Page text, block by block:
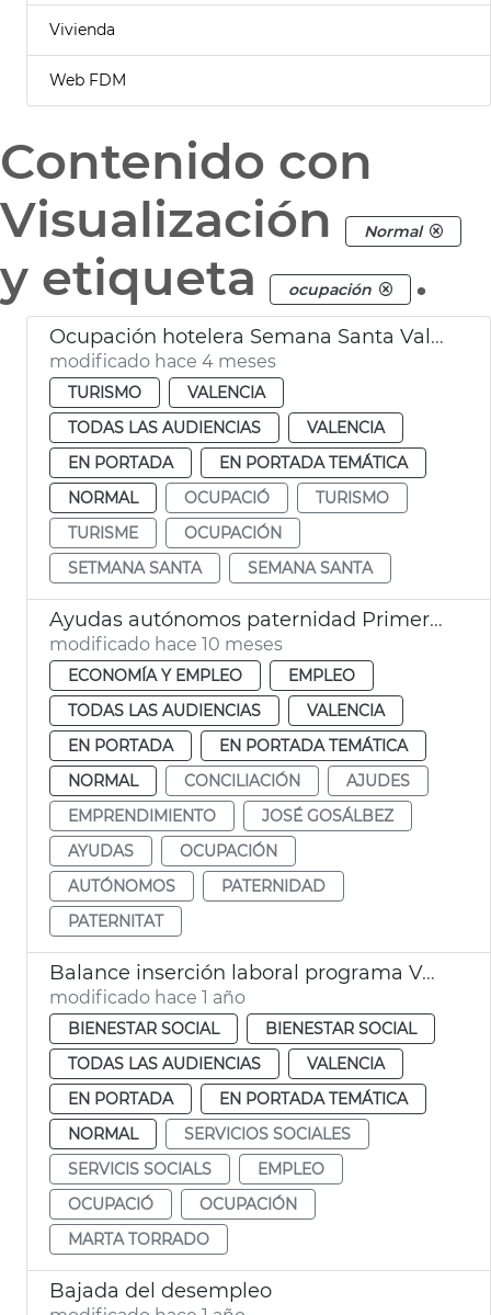
Vivienda
Web FDM
Contenido con
Visualización
Normal
y etiqueta ocupación .
Ocupación hotelera Semana Santa València
modificado hace 4 meses
TURISMO
VALENCIA
TODAS LAS AUDIENCIAS
VALENCIA
EN PORTADA
EN PORTADA TEMÁTICA
NORMAL
OCUPACIÓ
TURISMO
TURISME
OCUPACIÓN
SETMANA SANTA
SEMANA SANTA
Ayudas autónomos paternidad Primeros Pasos 2025 València
modificado hace 10 meses
ECONOMÍA Y EMPLEO
EMPLEO
TODAS LAS AUDIENCIAS
VALENCIA
EN PORTADA
EN PORTADA TEMÁTICA
NORMAL
CONCILIACIÓN
AJUDES
EMPRENDIMIENTO
JOSÉ GOSÁLBEZ
AYUDAS
OCUPACIÓN
AUTÓNOMOS
PATERNIDAD
PATERNITAT
Balance inserción laboral programa València Inserta
modificado hace 1 año
BIENESTAR SOCIAL
BIENESTAR SOCIAL
TODAS LAS AUDIENCIAS
VALENCIA
EN PORTADA
EN PORTADA TEMÁTICA
NORMAL
SERVICIOS SOCIALES
SERVICIS SOCIALS
EMPLEO
OCUPACIÓ
OCUPACIÓN
MARTA TORRADO
Bajada del desempleo